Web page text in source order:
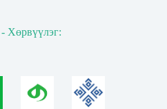
Хөрвүүлэг: